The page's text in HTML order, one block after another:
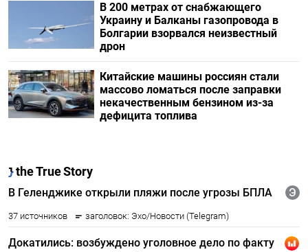
В 200 метрах от снабжающего
Украину и Балканы газопровода в
Болгарии взорвался неизвестный
дрон
Китайские машины россиян стали
массово ломаться после заправки
некачественным бензином из-за
дефицита топлива